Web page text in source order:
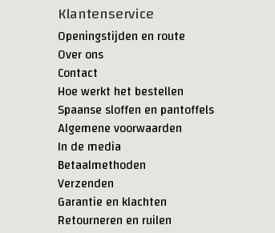
Klantenservice
Openingstijden en route
Over ons
Contact
Hoe werkt het bestellen
Spaanse sloffen en pantoffels
Algemene voorwaarden
In de media
Betaalmethoden
Verzenden
Garantie en klachten
Retourneren en ruilen